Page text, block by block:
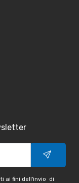
ai fini dell'invio di